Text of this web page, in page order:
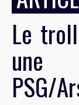
Le
une
PSG/